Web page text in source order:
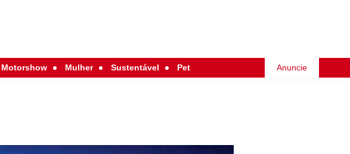
Motorshow Mulher Sustentável Pet Anuncie